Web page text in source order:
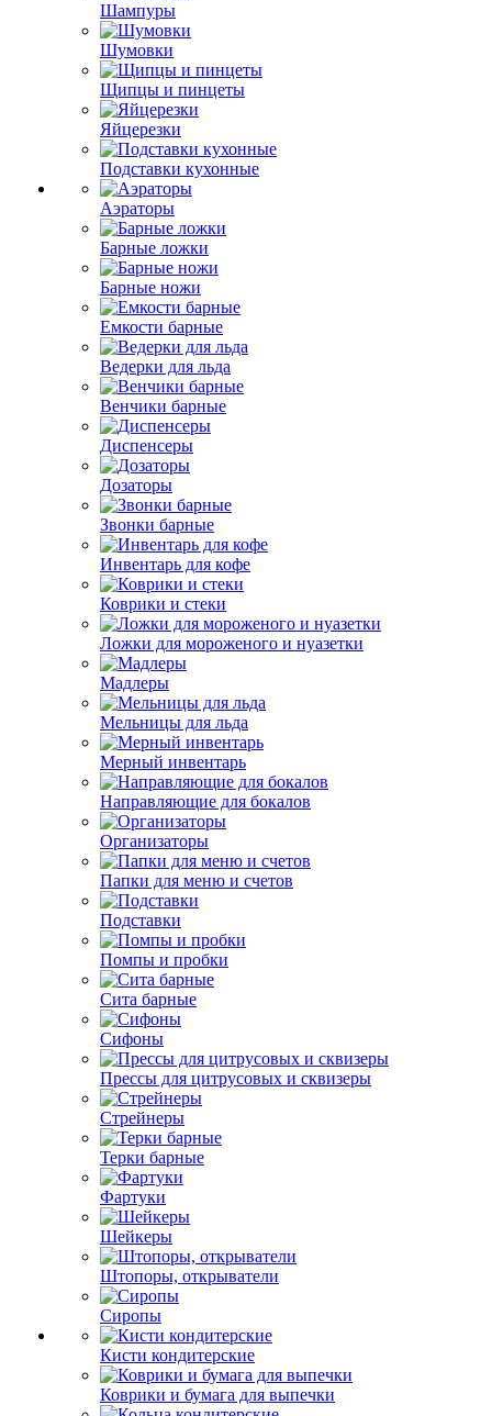
Шампуры
Шумовки
Щипцы и пинцеты
Яйцерезки
Подставки кухонные
Аэраторы
Барные ложки
Барные ножи
Емкости барные
Ведерки для льда
Венчики барные
Диспенсеры
Дозаторы
Звонки барные
Инвентарь для кофе
Коврики и стеки
Ложки для мороженого и нуазетки
Мадлеры
Мельницы для льда
Мерный инвентарь
Направляющие для бокалов
Организаторы
Папки для меню и счетов
Подставки
Помпы и пробки
Сита барные
Сифоны
Прессы для цитрусовых и сквизеры
Стрейнеры
Терки барные
Фартуки
Шейкеры
Штопоры, открыватели
Сиропы
Кисти кондитерские
Коврики и бумага для выпечки